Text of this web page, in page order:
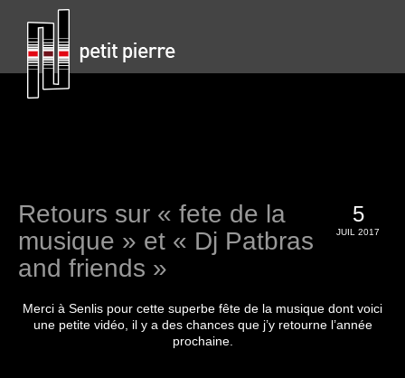
5
JUIL 2017
Retours sur « fete de la
musique » et « Dj Patbras
and friends »
Merci à Senlis pour cette superbe fête de la musique dont voici
une petite vidéo, il y a des chances que j’y retourne l’année
prochaine.